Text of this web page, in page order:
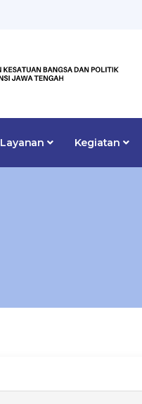
Layanan Kegiatan